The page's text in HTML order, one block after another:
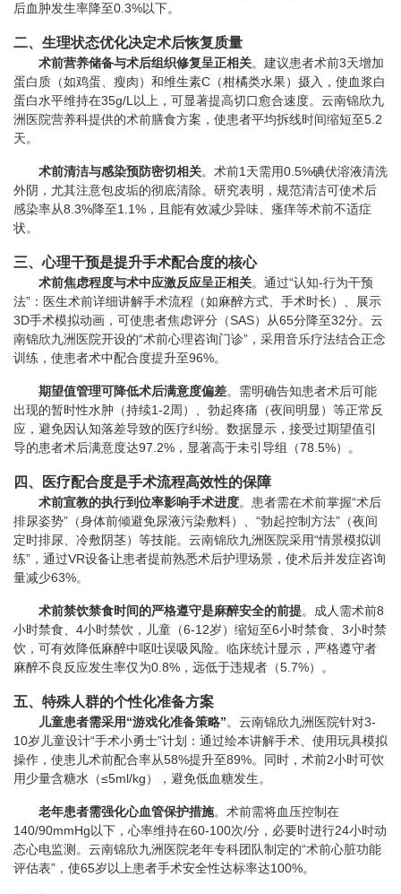
后血肿发生率降至0.3%以下。
二、生理状态优化决定术后恢复质量
术前营养储备与术后组织修复呈正相关。建议患者术前3天增加
蛋白质（如鸡蛋、瘦肉）和维生素C（柑橘类水果）摄入，使血浆白
蛋白水平维持在35g/L以上，可显著提高切口愈合速度。云南锦欣九
洲医院营养科提供的术前膳食方案，使患者平均拆线时间缩短至5.2
天。
术前清洁与感染预防密切相关。术前1天需用0.5%碘伏溶液清洗
外阴，尤其注意包皮垢的彻底清除。研究表明，规范清洁可使术后
感染率从8.3%降至1.1%，且能有效减少异味、瘙痒等术前不适症
状。
三、心理干预是提升手术配合度的核心
术前焦虑程度与术中应激反应呈正相关。通过“认知-行为干预
法”：医生术前详细讲解手术流程（如麻醉方式、手术时长）、展示
3D手术模拟动画，可使患者焦虑评分（SAS）从65分降至32分。云
南锦欣九洲医院开设的“术前心理咨询门诊”，采用音乐疗法结合正念
训练，使患者术中配合度提升至96%。
期望值管理可降低术后满意度偏差。需明确告知患者术后可能
出现的暂时性水肿（持续1-2周）、勃起疼痛（夜间明显）等正常反
应，避免因认知落差导致的医疗纠纷。数据显示，接受过期望值引
导的患者术后满意度达97.2%，显著高于未引导组（78.5%）。
四、医疗配合度是手术流程高效性的保障
术前宣教的执行到位率影响手术进度。患者需在术前掌握“术后
排尿姿势”（身体前倾避免尿液污染敷料）、“勃起控制方法”（夜间
定时排尿、冷敷阴茎）等技能。云南锦欣九洲医院采用“情景模拟训
练”，通过VR设备让患者提前熟悉术后护理场景，使术后并发症咨询
量减少63%。
术前禁饮禁食时间的严格遵守是麻醉安全的前提。成人需术前8
小时禁食、4小时禁饮，儿童（6-12岁）缩短至6小时禁食、3小时禁
饮，可有效降低麻醉中呕吐误吸风险。临床统计显示，严格遵守者
麻醉不良反应发生率仅为0.8%，远低于违规者（5.7%）。
五、特殊人群的个性化准备方案
儿童患者需采用“游戏化准备策略”。云南锦欣九洲医院针对3-
10岁儿童设计“手术小勇士”计划：通过绘本讲解手术、使用玩具模拟
操作，使患儿术前配合率从58%提升至89%。同时，术前2小时可饮
用少量含糖水（≤5ml/kg），避免低血糖发生。
老年患者需强化心血管保护措施。术前需将血压控制在
140/90mmHg以下，心率维持在60-100次/分，必要时进行24小时动
态心电监测。云南锦欣九洲医院老年专科团队制定的“术前心脏功能
评估表”，使65岁以上患者手术安全性达标率达100%。